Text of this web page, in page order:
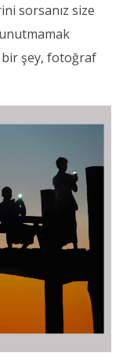
sorsanız size
şey, fotoğraf